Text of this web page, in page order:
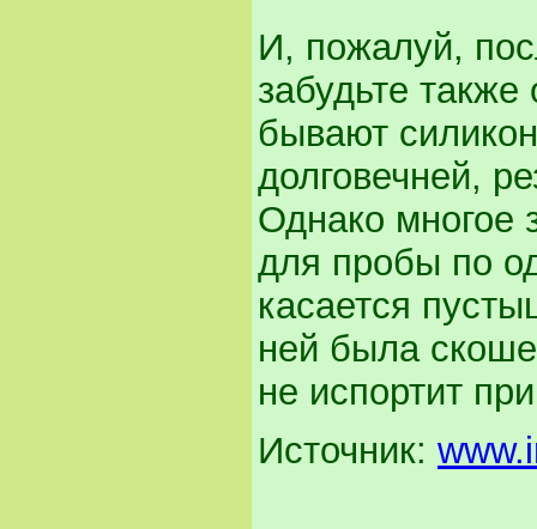
И, пожалуй,
забудьте
бывают
долговечней,
Однако многое
для пробы по
касается
ней была
не испортит
Источник: